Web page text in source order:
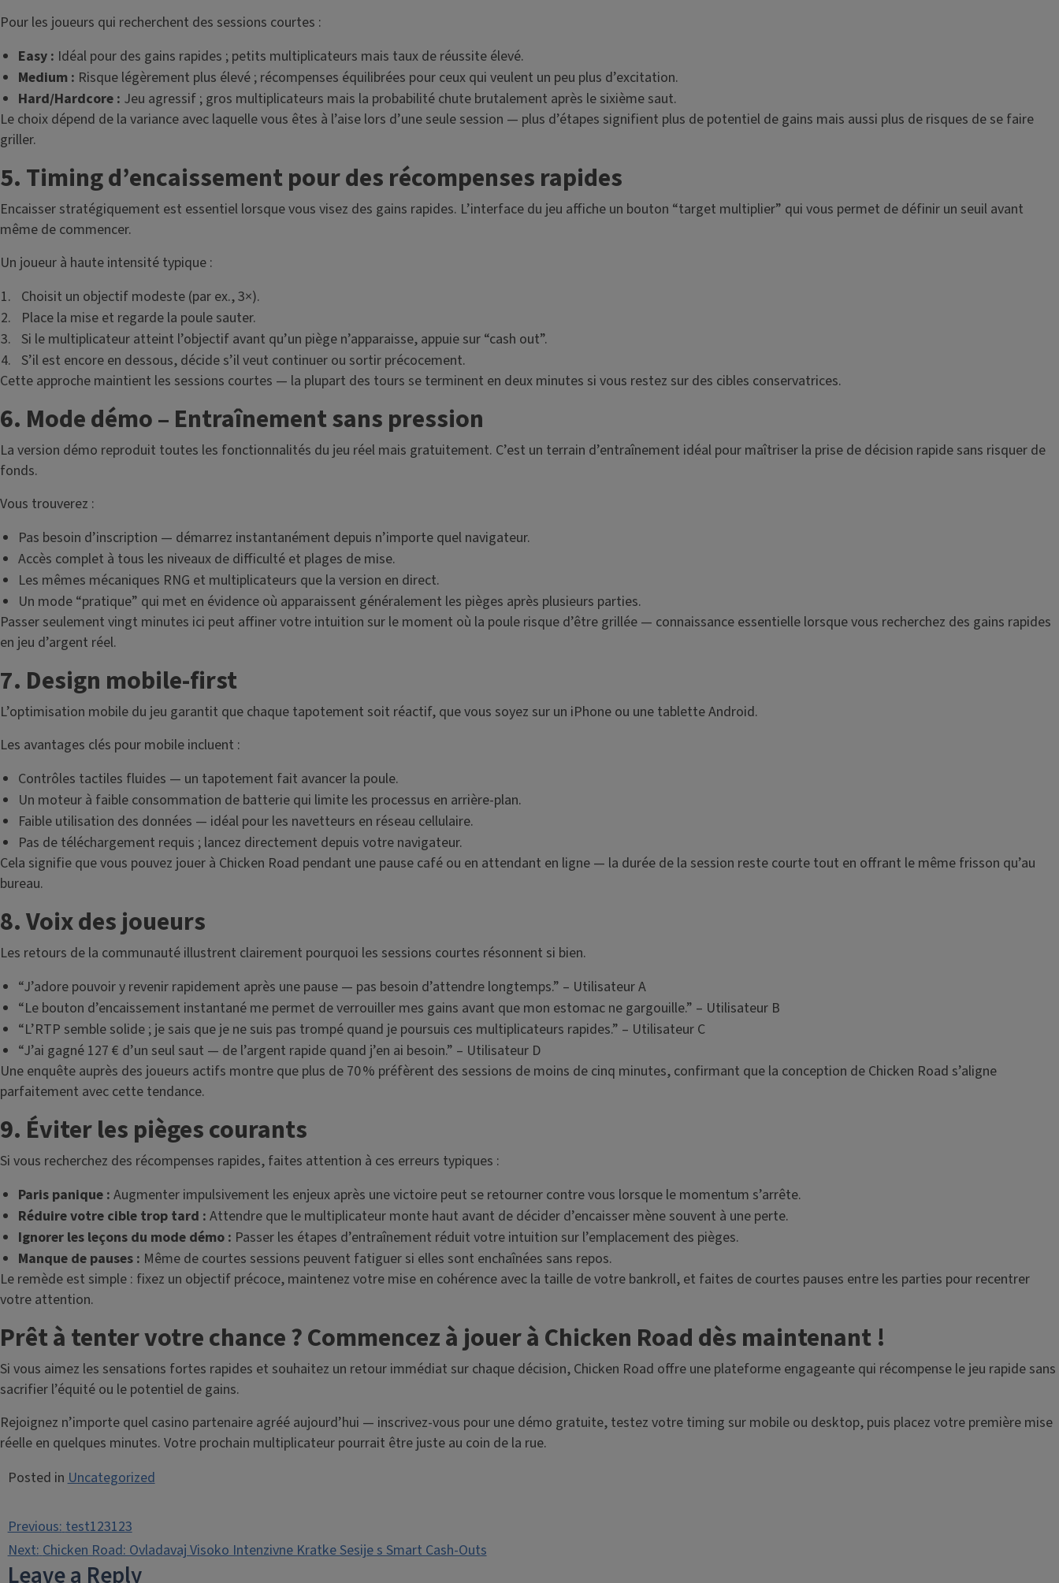
Pour les joueurs qui recherchent des sessions courtes :
Easy : Idéal pour des gains rapides ; petits multiplicateurs mais taux de réussite élevé.
Medium : Risque légèrement plus élevé ; récompenses équilibrées pour ceux qui veulent un peu plus d’excitation.
Hard/Hardcore : Jeu agressif ; gros multiplicateurs mais la probabilité chute brutalement après le sixième saut.
Le choix dépend de la variance avec laquelle vous êtes à l’aise lors d’une seule session — plus d’étapes signifient plus de potentiel de gains mais aussi plus de risques de se faire
griller.
5. Timing d’encaissement pour des récompenses rapides
Encaisser stratégiquement est essentiel lorsque vous visez des gains rapides. L’interface du jeu affiche un bouton “target multiplier” qui vous permet de définir un seuil avant
même de commencer.
Un joueur à haute intensité typique :
Choisit un objectif modeste (par ex., 3×).
Place la mise et regarde la poule sauter.
Si le multiplicateur atteint l’objectif avant qu’un piège n’apparaisse, appuie sur “cash out”.
S’il est encore en dessous, décide s’il veut continuer ou sortir précocement.
Cette approche maintient les sessions courtes — la plupart des tours se terminent en deux minutes si vous restez sur des cibles conservatrices.
6. Mode démo – Entraînement sans pression
La version démo reproduit toutes les fonctionnalités du jeu réel mais gratuitement. C’est un terrain d’entraînement idéal pour maîtriser la prise de décision rapide sans risquer de
fonds.
Vous trouverez :
Pas besoin d’inscription — démarrez instantanément depuis n’importe quel navigateur.
Accès complet à tous les niveaux de difficulté et plages de mise.
Les mêmes mécaniques RNG et multiplicateurs que la version en direct.
Un mode “pratique” qui met en évidence où apparaissent généralement les pièges après plusieurs parties.
Passer seulement vingt minutes ici peut affiner votre intuition sur le moment où la poule risque d’être grillée — connaissance essentielle lorsque vous recherchez des gains rapides
en jeu d’argent réel.
7. Design mobile-first
L’optimisation mobile du jeu garantit que chaque tapotement soit réactif, que vous soyez sur un iPhone ou une tablette Android.
Les avantages clés pour mobile incluent :
Contrôles tactiles fluides — un tapotement fait avancer la poule.
Un moteur à faible consommation de batterie qui limite les processus en arrière-plan.
Faible utilisation des données — idéal pour les navetteurs en réseau cellulaire.
Pas de téléchargement requis ; lancez directement depuis votre navigateur.
Cela signifie que vous pouvez jouer à Chicken Road pendant une pause café ou en attendant en ligne — la durée de la session reste courte tout en offrant le même frisson qu’au
bureau.
8. Voix des joueurs
Les retours de la communauté illustrent clairement pourquoi les sessions courtes résonnent si bien.
“J’adore pouvoir y revenir rapidement après une pause — pas besoin d’attendre longtemps.” – Utilisateur A
“Le bouton d’encaissement instantané me permet de verrouiller mes gains avant que mon estomac ne gargouille.” – Utilisateur B
“L’RTP semble solide ; je sais que je ne suis pas trompé quand je poursuis ces multiplicateurs rapides.” – Utilisateur C
“J’ai gagné 127 € d’un seul saut — de l’argent rapide quand j’en ai besoin.” – Utilisateur D
Une enquête auprès des joueurs actifs montre que plus de 70 % préfèrent des sessions de moins de cinq minutes, confirmant que la conception de Chicken Road s’aligne
parfaitement avec cette tendance.
9. Éviter les pièges courants
Si vous recherchez des récompenses rapides, faites attention à ces erreurs typiques :
Paris panique : Augmenter impulsivement les enjeux après une victoire peut se retourner contre vous lorsque le momentum s’arrête.
Réduire votre cible trop tard : Attendre que le multiplicateur monte haut avant de décider d’encaisser mène souvent à une perte.
Ignorer les leçons du mode démo : Passer les étapes d’entraînement réduit votre intuition sur l’emplacement des pièges.
Manque de pauses : Même de courtes sessions peuvent fatiguer si elles sont enchaînées sans repos.
Le remède est simple : fixez un objectif précoce, maintenez votre mise en cohérence avec la taille de votre bankroll, et faites de courtes pauses entre les parties pour recentrer
votre attention.
Prêt à tenter votre chance ? Commencez à jouer à Chicken Road dès maintenant !
Si vous aimez les sensations fortes rapides et souhaitez un retour immédiat sur chaque décision, Chicken Road offre une plateforme engageante qui récompense le jeu rapide sans
sacrifier l’équité ou le potentiel de gains.
Rejoignez n’importe quel casino partenaire agréé aujourd’hui — inscrivez-vous pour une démo gratuite, testez votre timing sur mobile ou desktop, puis placez votre première mise
réelle en quelques minutes. Votre prochain multiplicateur pourrait être juste au coin de la rue.
Posted inUncategorized
Post
navigation
Previous:test123123
Next:Chicken Road: Ovladavaj Visoko Intenzivne Kratke Sesije s Smart Cash‑Outs
Leave a Reply